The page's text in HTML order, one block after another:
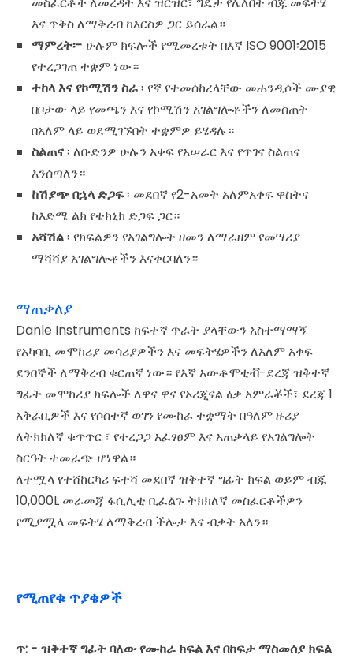
እና ጥቅስ ለማቅረብ ከእርስዎ ጋር ይሰራል።
ማምረት፡- ሁሉም ክፍሎች የሚመረቱት በእኛ ISO 9001፡2015
የተረጋገጠ ተቋም ነው።
ተከላ እና የኮሚሽን ስራ፡ የኛ የተመሰከረላቸው መሐንዲሶች ሙያዊ
በቦታው ላይ የመጫን እና የኮሚሽን አገልግሎቶችን ለመስጠት
በአለም ላይ ወደሚገኙበት ተቋምዎ ይሄዳሉ።
ስልጠና፡ ለቡድንዎ ሁሉን አቀፍ የአሠራር እና የጥገና ስልጠና
እንሰጣለን።
ከሽያጭ በኋላ ድጋፍ፡ መደበኛ የ2-አመት አለምአቀፍ ዋስትና
ከእድሜ ልክ የቴክኒክ ድጋፍ ጋር።
አሻሽል፡ የክፍልዎን የአገልግሎት ዘመን ለማራዘም የመሣሪያ
ማሻሻያ አገልግሎቶችን እናቀርባለን።
ማጠቃለያ
Danle Instruments ከፍተኛ ጥራት ያላቸውን አስተማማኝ
የአካባቢ መሞከሪያ መሳሪያዎችን እና መፍትሄዎችን ለአለም አቀፍ
ደንበኞች ለማቅረብ ቁርጠኛ ነው። የእኛ አውቶሞቲቭ-ደረጃ ዝቅተኛ
ግፊት መሞከሪያ ክፍሎች ለዋና ዋና የኦሪጂናል ዕቃ አምራቾች፣ ደረጃ 1
አቅራቢዎች እና የሶስተኛ ወገን የሙከራ ተቋማት በዓለም ዙሪያ
ለትክክለኛ ቁጥጥር ፣ የተረጋጋ አፈፃፀም እና አጠቃላይ የአገልግሎት
ስርዓት ተመራጭ ሆነዋል።
ለተሟላ የተሸከርካሪ ፍተሻ መደበኛ ዝቅተኛ ግፊት ክፍል ወይም ብጁ
10,000L መራመጃ ፋሲሊቲ ቢፈልጉ ትክክለኛ መስፈርቶችዎን
የሚያሟላ መፍትሄ ለማቅረብ ችሎታ እና ብቃት አለን።
የሚጠየቁ ጥያቄዎች
ጥ: - ዝቅተኛ ግፊት ባለው የሙከራ ክፍል እና በከፍታ ማስመሰያ ክፍል